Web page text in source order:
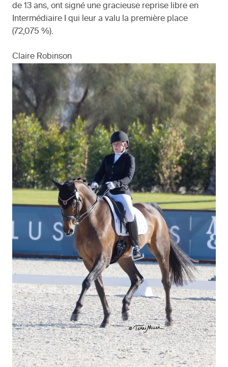
de 13 ans, ont signé une gracieuse reprise libre en
Intermédiaire I qui leur a valu la première place
(72,075 %).
Claire Robinson